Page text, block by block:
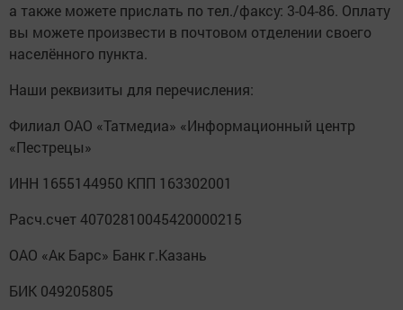
а также можете прислать по тел./факсу: 3-04-86. Оплату
вы можете произвести в почтовом отделении своего
населённого пункта.
Наши реквизиты для перечисления:
Филиал ОАО «Татмедиа» «Информационный центр
«Пестрецы»
ИНН 1655144950 КПП 163302001
Расч.счет 40702810045420000215
ОАО «Ак Барс» Банк г.Казань
БИК 049205805